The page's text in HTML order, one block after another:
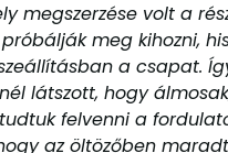
megszerzése volt a
meg kihozni,
a csapat.
látszott, hogy
felvenni a
az öltözőben